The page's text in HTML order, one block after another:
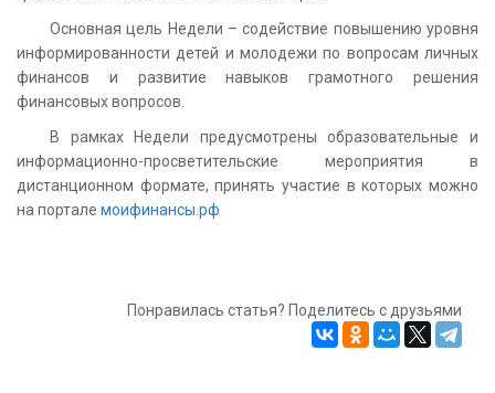
Основная цель Недели – содействие повышению уровня
информированности детей и молодежи по вопросам личных
финансов и развитие навыков грамотного решения
финансовых вопросов.
В рамках Недели предусмотрены образовательные и
информационно-просветительские мероприятия в
дистанционном формате, принять участие в которых можно
на портале моифинансы.рф
Понравилась статья? Поделитесь с друзьями